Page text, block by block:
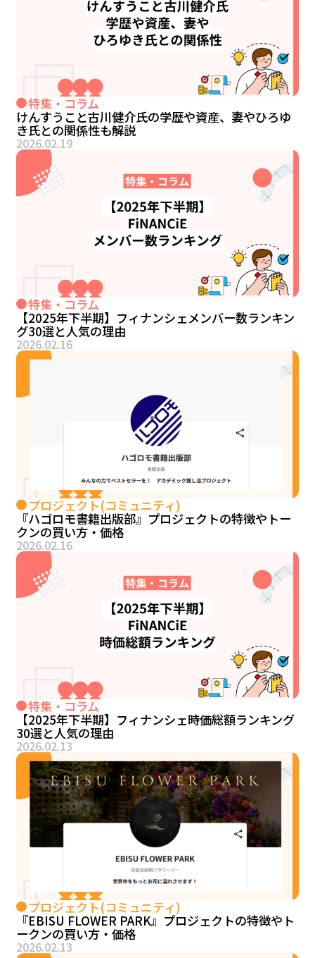
特集・コラム
けんすうこと古川健介氏の学歴や資産、妻やひろゆ
き氏との関係性も解説
2026.02.19
特集・コラム
【2025年下半期】フィナンシェメンバー数ランキン
グ30選と人気の理由
2026.02.16
プロジェクト(コミュニティ)
『ハゴロモ書籍出版部』プロジェクトの特徴やトー
クンの買い方・価格
2026.02.16
特集・コラム
【2025年下半期】フィナンシェ時価総額ランキング
30選と人気の理由
2026.02.13
プロジェクト(コミュニティ)
『EBISU FLOWER PARK』プロジェクトの特徴やト
ークンの買い方・価格
2026.02.13